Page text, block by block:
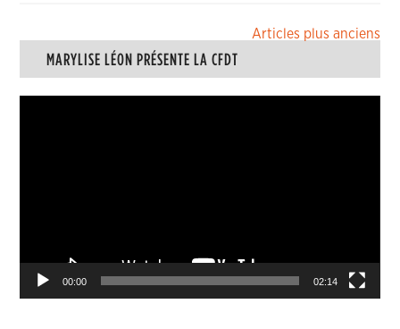
Navigation
des
articles
Articles plus anciens
MARYLISE LÉON PRÉSENTE LA CFDT
00:00 02:14